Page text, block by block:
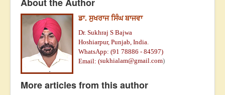
ਡਾ. ਸੁਖਰਾਜ ਸਿੰਘ ਬਾਜਵਾ
Dr. Sukhraj S Bajwa
Hoshiarpur, Punjab, India.
WhatsApp: (91 78886 - 84597)
Email: (sukhialam@gmail.com)
More articles from this author